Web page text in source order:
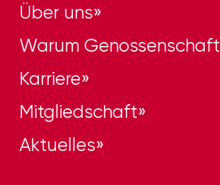
Über uns
Warum Genossenschaft
Karriere
Mitgliedschaft
Aktuelles